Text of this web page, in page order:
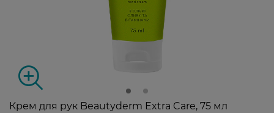
Крем для рук Beautyderm Extra Care, 75 мл